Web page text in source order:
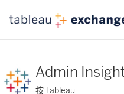
Admin
按 Tableau